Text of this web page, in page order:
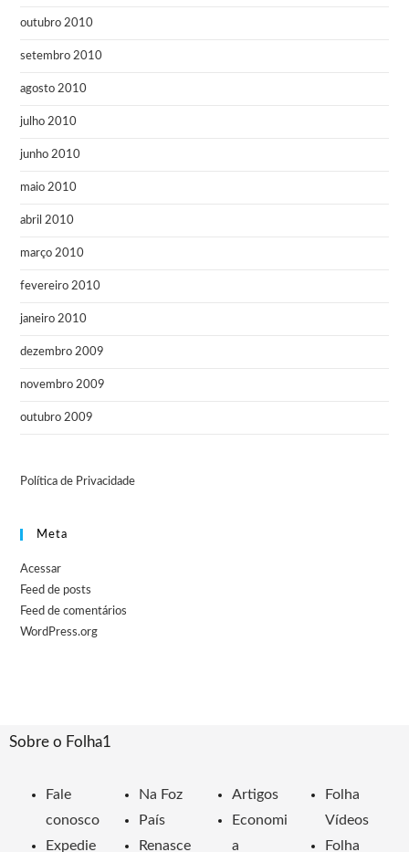
outubro 2010
setembro 2010
agosto 2010
julho 2010
junho 2010
maio 2010
abril 2010
março 2010
fevereiro 2010
janeiro 2010
dezembro 2009
novembro 2009
outubro 2009
Política de Privacidade
Meta
Acessar
Feed de posts
Feed de comentários
WordPress.org
Sobre o Folha1
Fale
conosco
Expedie
Na Foz
País
Renasce
Artigos
Economi
a
Folha
Vídeos
Folha